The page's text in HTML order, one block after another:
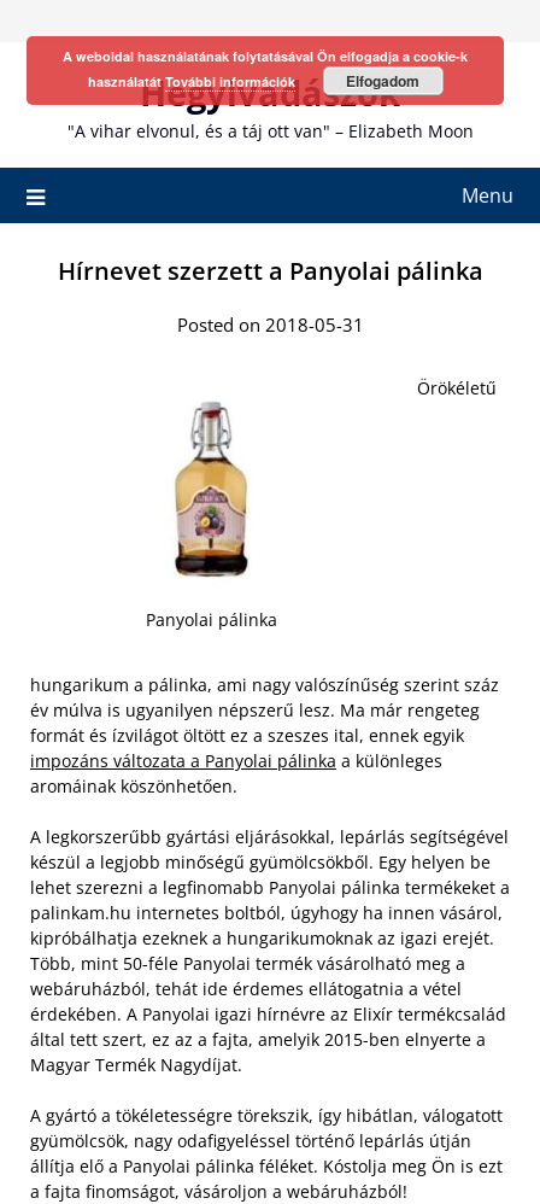
Hegyivadászok
"A vihar elvonul, és a táj ott van" – Elizabeth Moon
Menu
Hírnevet szerzett a Panyolai pálinka
Posted on 2018-05-31
Panyolai pálinka
Örökéletű
hungarikum a pálinka, ami nagy valószínűség szerint száz
év múlva is ugyanilyen népszerű lesz. Ma már rengeteg
formát és ízvilágot öltött ez a szeszes ital, ennek egyik
impozáns változata a Panyolai pálinka a különleges
aromáinak köszönhetően.
A legkorszerűbb gyártási eljárásokkal, lepárlás segítségével
készül a legjobb minőségű gyümölcsökből. Egy helyen be
lehet szerezni a legfinomabb Panyolai pálinka termékeket a
palinkam.hu internetes boltból, úgyhogy ha innen vásárol,
kipróbálhatja ezeknek a hungarikumoknak az igazi erejét.
Több, mint 50-féle Panyolai termék vásárolható meg a
webáruházból, tehát ide érdemes ellátogatnia a vétel
érdekében. A Panyolai igazi hírnévre az Elixír termékcsalád
által tett szert, ez az a fajta, amelyik 2015-ben elnyerte a
Magyar Termék Nagydíjat.
A gyártó a tökéletességre törekszik, így hibátlan, válogatott
gyümölcsök, nagy odafigyeléssel történő lepárlás útján
állítja elő a Panyolai pálinka féléket. Kóstolja meg Ön is ezt
a fajta finomságot, vásároljon a webáruházból!
A weboldal használatának folytatásával Ön elfogadja a cookie-k
használatátTovábbi információk Elfogadom